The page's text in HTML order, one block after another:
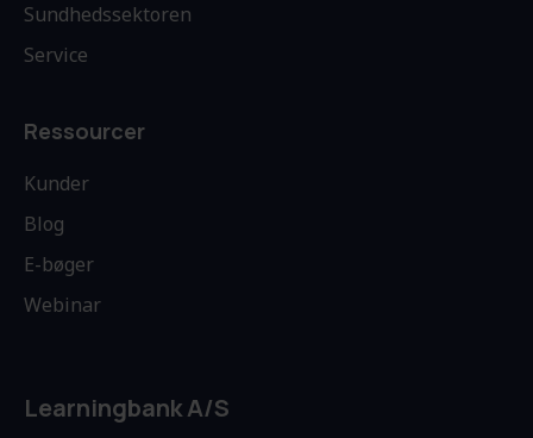
Sundhedssektoren
Service
Ressourcer
Kunder
Blog
E-bøger
Webinar
Learningbank A/S